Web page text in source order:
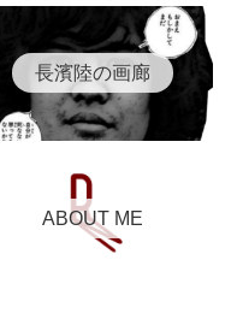
長濱陸の画廊
ABOUT ME